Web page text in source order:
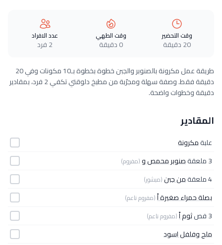
وقت التحضير
20 دقيقة
وقت الطهي
0 دقيقة
عدد الافراد
2 فرد
طريقة عمل مكرونة بالصنوبر والجبن خطوة بخطوة بـ10 مكونات وفي 20
دقيقة فقط. وصفة سهلة ومجرّبة من مطبخ دلوقتي تكفي 2 فرد، بمقادير
دقيقة وخطوات واضحة.
المقادير
علبةمكرونة
3 ملعقة
صنوبر محمص و(مفروم)
4 ملعقة من جبن(مبشور)
بصلة حمراء صغيرة اً(مفروم ناعم)
3 فص ثوم اً(مفروم ناعم)
ملح وفلفل اسود